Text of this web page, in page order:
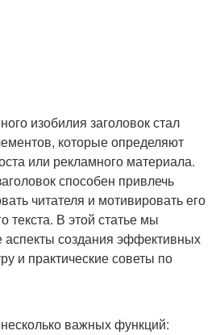
изобилия заголовок стал
которые определяют
или рекламного материала.
способен привлечь
читателя и мотивировать его
текста. В этой статье мы
создания эффективных
и практические советы по
важных функций: